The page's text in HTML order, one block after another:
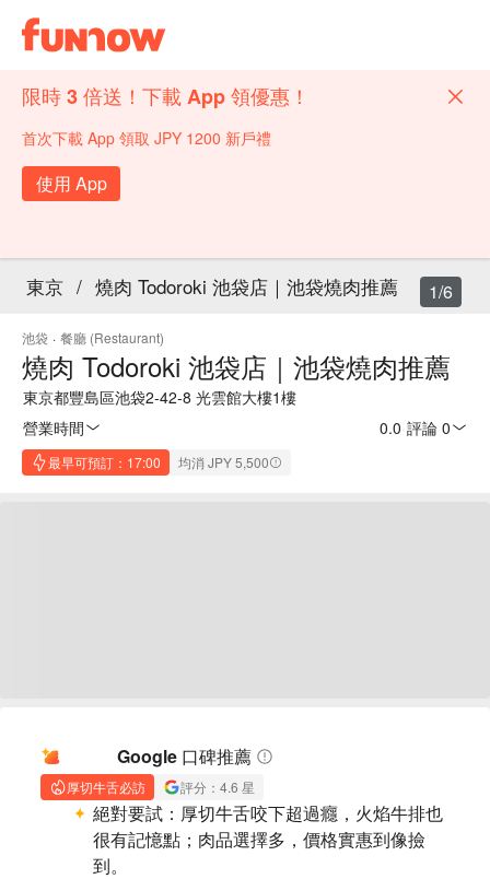
限時 3 倍送！下載 App 領優惠！
首次下載 App 領取 JPY 1200 新戶禮
使用 App
東京 / 燒肉 Todoroki 池袋店｜池袋燒肉推薦
池袋 · 餐廳 (Restaurant)
燒肉 Todoroki 池袋店｜池袋燒肉推薦
東京都豐島區池袋2-42-8 光雲館大樓1樓
營業時間
0.0 評論 0
最早可預訂：17:00 均消 JPY 5,500
1/6
Google 口碑推薦
厚切牛舌必訪 評分：4.6 星
絕對要試： 厚切牛舌咬下超過癮，火焰牛排也
很有記憶點；肉品選擇多，價格實惠到像撿
到。